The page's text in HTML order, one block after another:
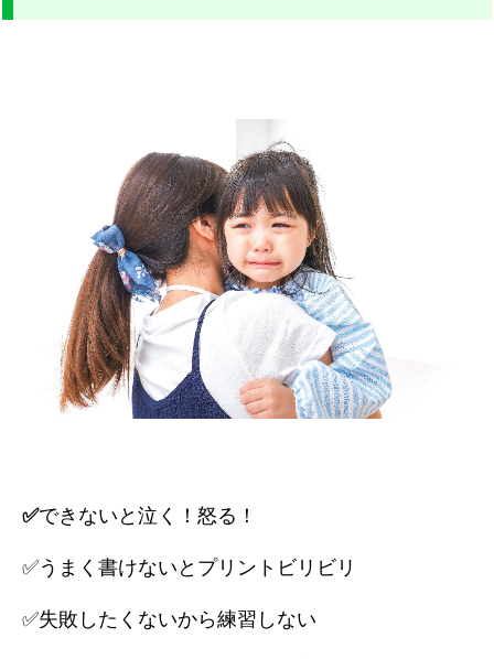
✅できないと泣く！怒る！
✅うまく書けないとプリントビリビリ
✅失敗したくないから練習しない